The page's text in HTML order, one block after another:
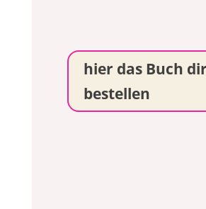
hier das Buch
bestellen